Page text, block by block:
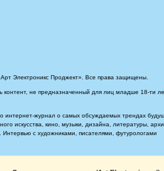
Электроникс Проджект». Все права защищены.
не предназначенный для лиц младше 18-ти
интернет-журнал о самых обсуждаемых трендах
искусства, кино, музыки, дизайна, литературы,
Интервью с художниками, писателями, футурологами